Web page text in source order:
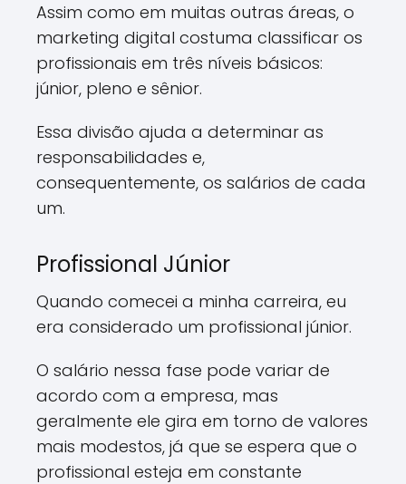
Assim como em muitas outras áreas, o
marketing digital costuma classificar os
profissionais em três níveis básicos:
júnior, pleno e sênior.
Essa divisão ajuda a determinar as
responsabilidades e,
consequentemente, os salários de cada
um.
Profissional Júnior
Quando comecei a minha carreira, eu
era considerado um profissional júnior.
O salário nessa fase pode variar de
acordo com a empresa, mas
geralmente ele gira em torno de valores
mais modestos, já que se espera que o
profissional esteja em constante